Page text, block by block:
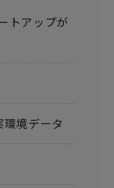
トアップが
境データ